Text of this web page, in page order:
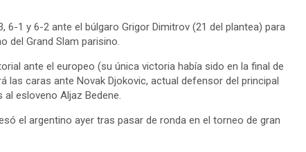
1 y 6-2 ante el búlgaro Grigor Dimitrov (21 del plantea) para
del Grand Slam parisino.
ante el europeo (su única victoria había sido en la final de
las caras ante Novak Djokovic, actual defensor del principal
esloveno Aljaz Bedene.
el argentino ayer tras pasar de ronda en el torneo de gran